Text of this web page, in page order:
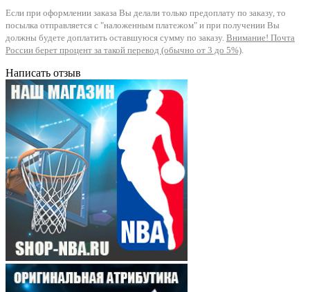
Если при оформлении заказа Вы делали только предоплату по заказу, то
посылка отправляется с "наложенным платежом" и при получении Вы
должны будете доплатить оставшуюся сумму по заказу. Внимание! Почта
России берет процент за такой перевод (обычно от 3 до 5%).
Написать отзыв